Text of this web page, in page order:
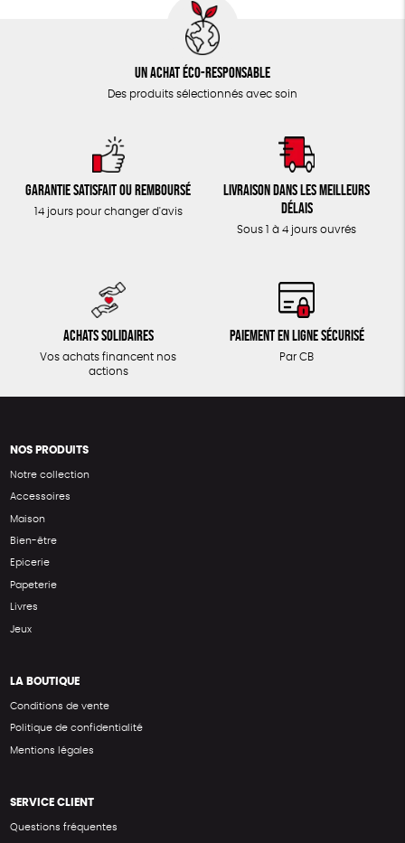
Un achat éco-responsable
Des produits sélectionnés avec soin
Garantie satisfait ou remboursé
14 jours pour changer d'avis
Livraison dans les meilleurs
délais
Sous 1 à 4 jours ouvrés
Achats solidaires
Vos achats financent nos
actions
Paiement en ligne sécurisé
Par CB
NOS PRODUITS
Notre collection
Accessoires
Maison
Bien-être
Epicerie
Papeterie
Livres
Jeux
LA BOUTIQUE
Conditions de vente
Politique de confidentialité
Mentions légales
SERVICE CLIENT
Questions fréquentes